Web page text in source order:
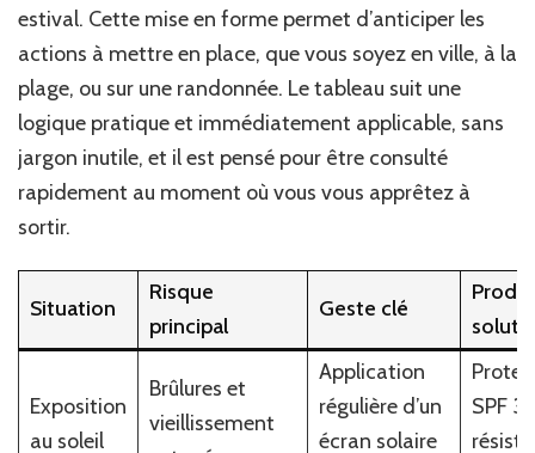
estival. Cette mise en forme permet d’anticiper les
actions à mettre en place, que vous soyez en ville, à la
plage, ou sur une randonnée. Le tableau suit une
logique pratique et immédiatement applicable, sans
jargon inutile, et il est pensé pour être consulté
rapidement au moment où vous vous apprêtez à
sortir.
Situation
Risque
principal
Geste clé
Exposition
au soleil
Brûlures et
vieillissement
Application
régulière d’un
écran solaire
SPF